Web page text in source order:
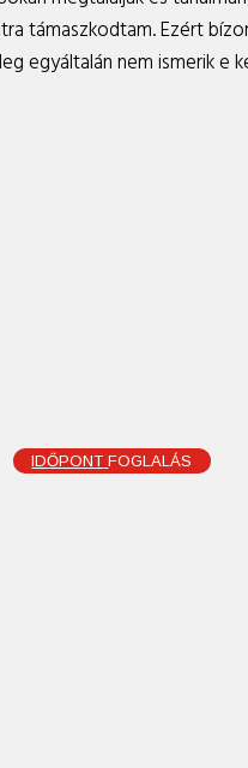
IDŐPONT FOGLALÁS
támaszkodtam. Ezért
egyáltalán nem ismerik e